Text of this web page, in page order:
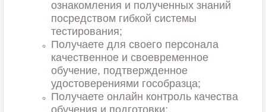
ознакомления и полученных знаний
посредством гибкой системы
тестирования;
Получаете для своего персонала
качественное и своевременное
обучение, подтвержденное
удостоверениями гособразца;
Получаете онлайн контроль качества
обучения и подготовки;